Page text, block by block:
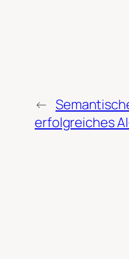
←
erfolgreiches